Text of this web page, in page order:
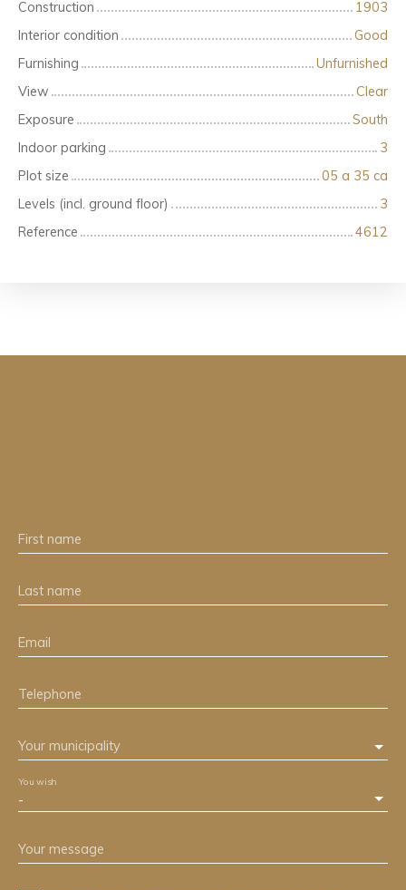
Construction
1903
Interior condition
Good
Furnishing
Unfurnished
View
Clear
Exposure
South
Indoor parking
3
Plot size
05 a 35 ca
Levels (incl. ground floor)
3
Reference
4612
First name
Last name
Email
Telephone
Your municipality
-
You wish
Your message